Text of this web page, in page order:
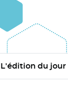
L'édition du jour